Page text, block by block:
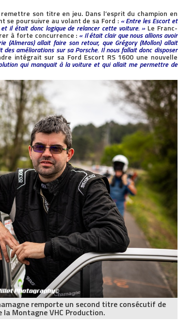
remettre son titre en jeu. Dans l’esprit du champion en
se poursuivre au volant de sa Ford : « Entre les Escort et
il était donc logique de relancer cette voiture. »Le Franc-
à forte concurrence : « Il était clair que nous allions avoir
(Almeras) allait faire son retour, que Grégory (Mollon) allait
améliorations sur sa Porsche. Il nous fallait donc disposer
intégrait sur sa Ford Escort RS 1600 une nouvelle
qui manquait à la voiture et qui allait me permettre de
remporte un second titre consécutif de
la Montagne VHC Production.